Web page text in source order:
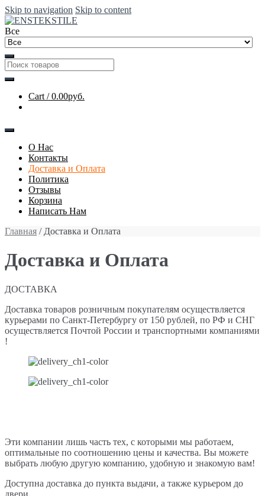
Skip to navigation Skip to content
Все
Cart /0.00руб.
О Нас
Контакты
Доставка и Оплата
Политика
Отзывы
Корзина
Написать Нам
Главная / Доставка и Оплата
Доставка и Оплата
ДОСТАВКА
Доставка товаров розничным покупателям осуществляется
курьерами по Санкт-Петербургу от 150 рублей, по РФ и СНГ
осуществляется Почтой России и транспортными компаниями
!
Эти компании лишь часть тех, с которыми мы работаем,
оптимальные по соотношению цены и качества. Вы можете
выбрать любую другую компанию, удобную и знакомую вам!
Доступна доставка до пункта выдачи, а также курьером до
двери.